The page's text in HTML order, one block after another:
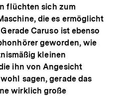
flüchten sich zum
die es ermöglicht
Caruso ist ebenso
geworden, wie
kleinen
ihn von ­Angesicht
sagen, gerade das
wirklich große